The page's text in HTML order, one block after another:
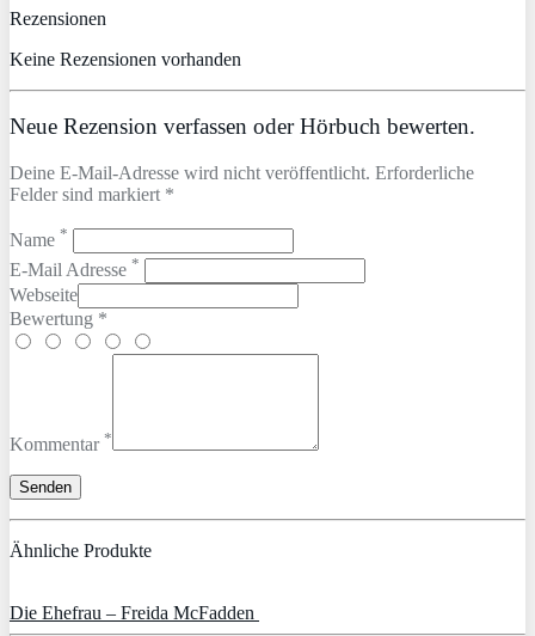
Rezensionen
Keine Rezensionen vorhanden
Neue Rezension verfassen oder Hörbuch bewerten.
Deine E-Mail-Adresse wird nicht veröffentlicht. Erforderliche
Felder sind markiert *
Name *
E-Mail Adresse *
Webseite
Bewertung *
Kommentar *
Ähnliche Produkte
Die Ehefrau – Freida McFadden